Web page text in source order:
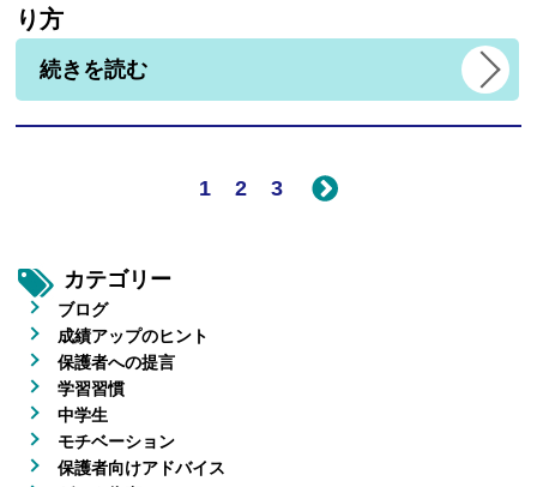
り方
続きを読む
1 2 3
カテゴリー
ブログ
成績アップのヒント
保護者への提言
学習習慣
中学生
モチベーション
保護者向けアドバイス